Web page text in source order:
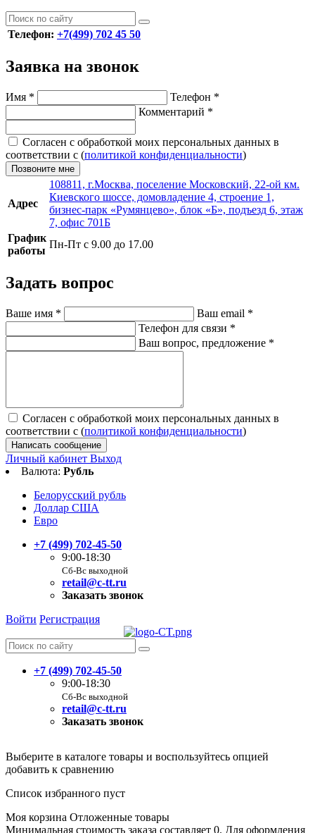
Телефон: +7(499) 702 45 50
Заявка на звонок
Имя * Телефон *
Комментарий *
Согласен с обработкой моих персональных данных в
соответствии с (политикой конфиденциальности)
Позвоните мне
Адрес
108811, г.Москва, поселение Московский, 22-ой км.
Киевского шоссе, домовладение 4, строение 1,
бизнес-парк «Румянцево», блок «Б», подъезд 6, этаж
7, офис 701Б
График
работы
Пн-Пт с 9.00 до 17.00
Задать вопрос
Ваше имя * Ваш email *
Телефон для связи *
Ваш вопрос, предложение *
Согласен с обработкой моих персональных данных в
соответствии с (политикой конфиденциальности)
Написать сообщение
Личный кабинет Выход
Валюта: Рубль
Белорусский рубль
Доллар США
Евро
+7 (499) 702-45-50
9:00-18:30
Сб-Вс выходной
retail@c-tt.ru
Заказать звонок
Войти Регистрация
+7 (499) 702-45-50
9:00-18:30
Сб-Вс выходной
retail@c-tt.ru
Заказать звонок
Выберите в каталоге товары и воспользуйтесь опцией
добавить к сравнению
Список избранного пуст
Моя корзина Отложенные товары
Минимальная стоимость заказа составляет 0. Для оформления